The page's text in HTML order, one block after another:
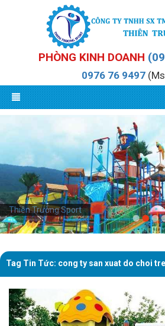
PHÒNG KINH DOANH
0976 76 9497
Thiên Trường Sport
Tag Tin Tức: cong ty san xuat do choi